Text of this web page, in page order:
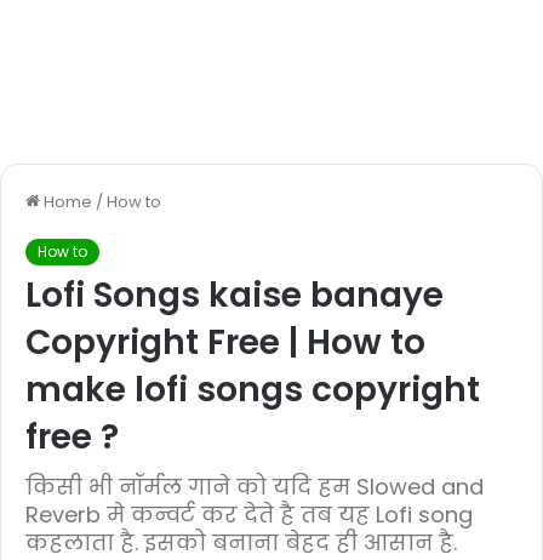
Home /How to
How to
Lofi Songs kaise banaye
Copyright Free | How to
make lofi songs copyright
free ?
किसी भी नॉर्मल गाने को यदि हम Slowed and
Reverb मे कन्वर्ट कर देते है तब यह Lofi song
कहलाता है. इसको बनाना बेहद ही आसान है.